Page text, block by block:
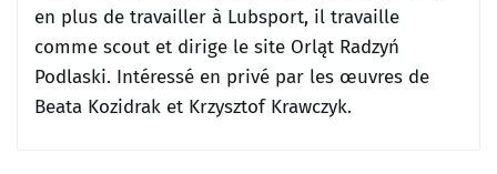
en plus de travailler à Lubsport, il travaille
comme scout et dirige le site Orląt Radzyń
Podlaski. Intéressé en privé par les œuvres de
Beata Kozidrak et Krzysztof Krawczyk.